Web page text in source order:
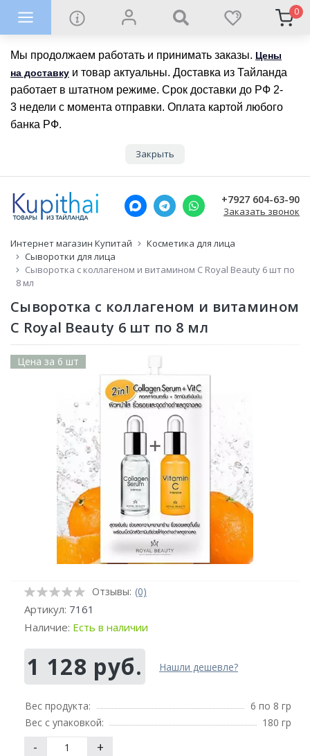
Мы продолжаем работать и принимать заказы. Цены
на доставку и товар актуальны. Доставка из Тайланда
работает в штатном режиме. Срок доставки до РФ 2-
3 недели с момента отправки. Оплата картой любого
банка РФ.
Закрыть
0
+7927 604-63-90
Заказать звонок
Интернет магазин Купитай
Косметика для лица
Сыворотки для лица
Сыворотка с коллагеном и витамином С Royal Beauty 6 шт по
8 мл
Сыворотка с коллагеном и витамином
С Royal Beauty 6 шт по 8 мл
Цена за 6 шт
Отзывы: (0)
Артикул: 7161
Наличие: Есть в наличии
1 128 руб. Нашли дешевле?
Вес продукта:
6 по 8 гр
Вес с упаковкой:
180 гр
- +